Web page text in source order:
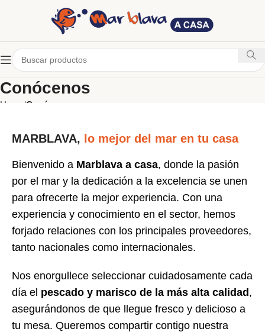
Conócenos
Home Conócenos
MARBLAVA, lo mejor del mar en tu casa
Bienvenido a Marblava a casa, donde la pasión
por el mar y la dedicación a la excelencia se unen
para ofrecerte la mejor experiencia. Con una
experiencia y conocimiento en el sector, hemos
forjado relaciones con los principales proveedores,
tanto nacionales como internacionales.
Nos enorgullece seleccionar cuidadosamente cada
día el pescado y marisco de la más alta calidad ,
asegurándonos de que llegue fresco y delicioso a
tu mesa. Queremos compartir contigo nuestra